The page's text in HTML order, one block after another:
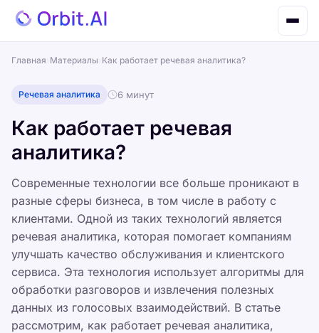
Главная Материалы Как работает речевая аналитика?
Речевая аналитика 6 минут
Как работает речевая
аналитика?
Современные технологии все больше проникают в
разные сферы бизнеса, в том числе в работу с
клиентами. Одной из таких технологий является
речевая аналитика, которая помогает компаниям
улучшать качество обслуживания и клиентского
сервиса. Эта технология использует алгоритмы для
обработки разговоров и извлечения полезных
данных из голосовых взаимодействий. В статье
рассмотрим, как работает речевая аналитика,